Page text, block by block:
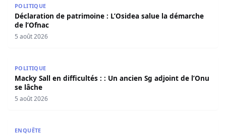
POLITIQUE
Déclaration de patrimoine : L’Osidea salue la démarche
de l’Ofnac
5 août 2026
POLITIQUE
Macky Sall en difficultés : : Un ancien Sg adjoint de l’Onu
se lâche
5 août 2026
ENQUÊTE